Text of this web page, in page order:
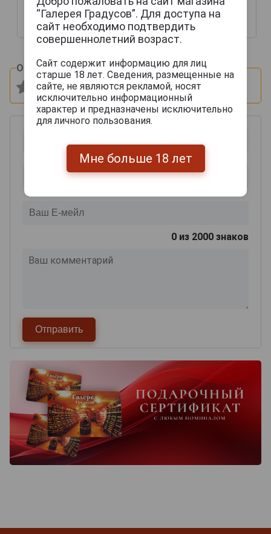
упаковке
20 432 руб.
упаковке
14 595 руб.
Оцените и напишите отзыв:
0 из 2000 знаков
“Галерея Градусов”. Для доступа на
сайт необходимо подтвердить
совершеннолетний возраст.
Сайт содержит информацию для лиц
старше 18 лет. Сведения, размещенные на
сайте, не являются рекламой, носят
исключительно информационный
характер и предназначены исключительно
для личного пользования.
Мне больше 18 лет